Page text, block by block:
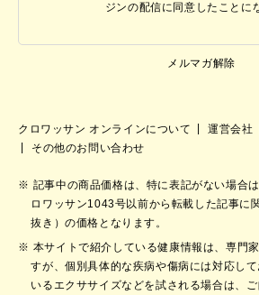
ジンの配信に同意したことに
メルマガ解除
クロワッサン オンラインについて 運営会社
その他のお問い合わせ
記事中の商品価格は、特に表記がない場合
ロワッサン1043号以前から転載した記事に
抜き）の価格となります。
本サイトで紹介している健康情報は、専門
すが、個別具体的な疾病や傷病には対応し
いるエクササイズなどを試される場合は、